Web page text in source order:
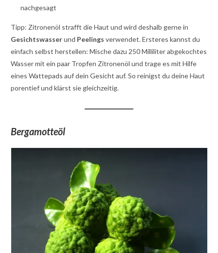
nachgesagt
Tipp: Zitronenöl strafft die Haut und wird deshalb gerne in
Gesichtswasserund Peelings verwendet. Ersteres kannst du
einfach selbst herstellen: Mische dazu 250 Milliliter abgekochtes
Wasser mit ein paar Tropfen Zitronenöl und trage es mit Hilfe
eines Wattepads auf dein Gesicht auf. So reinigst du deine Haut
porentief und klärst sie gleichzeitig.
Bergamotteöl